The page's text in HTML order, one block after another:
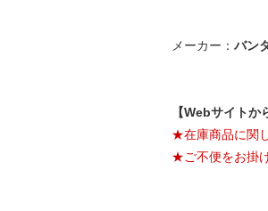
メーカー： バン
【Webサイトか
★在庫商品に関
★ご不便をお掛